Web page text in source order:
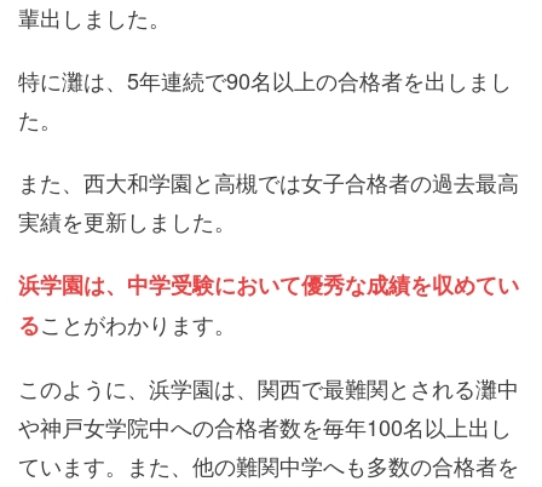
輩出しました。
特に灘は、5年連続で90名以上の合格者を出しまし
た。
また、西大和学園と高槻では女子合格者の過去最高
実績を更新しました。
浜学園は、中学受験において優秀な成績を収めてい
ることがわかります。
このように、浜学園は、関西で最難関とされる灘中
や神戸女学院中への合格者数を毎年100名以上出し
ています。また、他の難関中学へも多数の合格者を